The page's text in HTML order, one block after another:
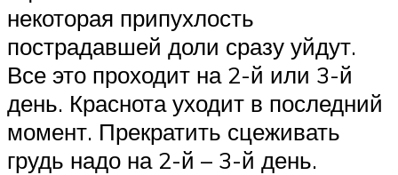
некоторая припухлость
пострадавшей доли сразу уйдут.
Все это проходит на 2-й или 3-й
день. Краснота уходит в последний
момент. Прекратить сцеживать
грудь надо на 2-й – 3-й день.